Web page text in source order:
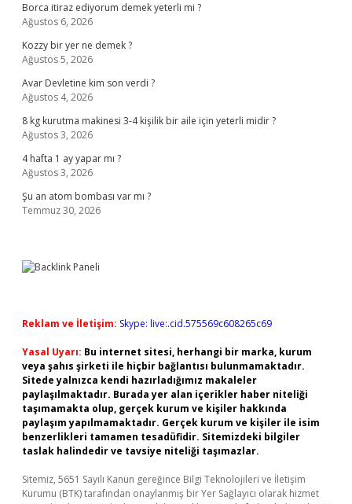
Borca itiraz ediyorum demek yeterli mi ?
Ağustos 6, 2026
Kozzy bir yer ne demek ?
Ağustos 5, 2026
Avar Devletine kim son verdi ?
Ağustos 4, 2026
8 kg kurutma makinesi 3-4 kişilik bir aile için yeterli midir ?
Ağustos 3, 2026
4 hafta 1 ay yapar mı ?
Ağustos 3, 2026
Şu an atom bombası var mı ?
Temmuz 30, 2026
Reklam ve İletişim: Skype: live:.cid.575569c608265c69
Yasal Uyarı: Bu internet sitesi, herhangi bir marka, kurum
veya şahıs şirketi ile hiçbir bağlantısı bulunmamaktadır.
Sitede yalnızca kendi hazırladığımız makaleler
paylaşılmaktadır. Burada yer alan içerikler haber niteliği
taşımamakta olup, gerçek kurum ve kişiler hakkında
paylaşım yapılmamaktadır. Gerçek kurum ve kişiler ile isim
benzerlikleri tamamen tesadüfidir. Sitemizdeki bilgiler
taslak halindedir ve tavsiye niteliği taşımazlar.
Sitemiz, 5651 Sayılı Kanun gereğince Bilgi Teknolojileri ve İletişim
Kurumu (BTK) tarafından onaylanmış bir Yer Sağlayıcı olarak hizmet